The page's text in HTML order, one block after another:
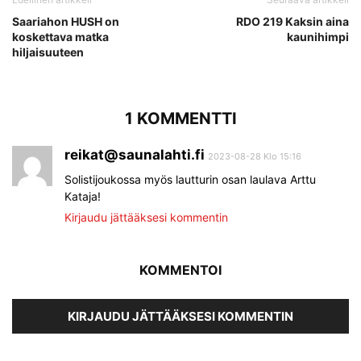
Saariahon HUSH on
koskettava matka
hiljaisuuteen
RDO 219 Kaksin aina
kaunihimpi
1 KOMMENTTI
reikat@saunalahti.fi 2023-08-28 Klo 15:16
Solistijoukossa myös lautturin osan laulava Arttu
Kataja!
Kirjaudu jättääksesi kommentin
KOMMENTOI
KIRJAUDU JÄTTÄÄKSESI KOMMENTIN